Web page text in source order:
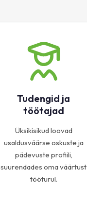
Tudengid ja
töötajad
Üksikisikud loovad
usaldusväärse oskuste ja
pädevuste profiili,
suurendades oma väärtust
tööturul.